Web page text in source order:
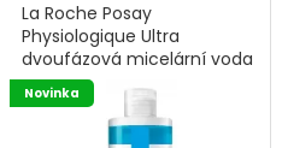
La Roche Posay
Physiologique Ultra
dvoufázová micelární voda
400 ml
Novinka